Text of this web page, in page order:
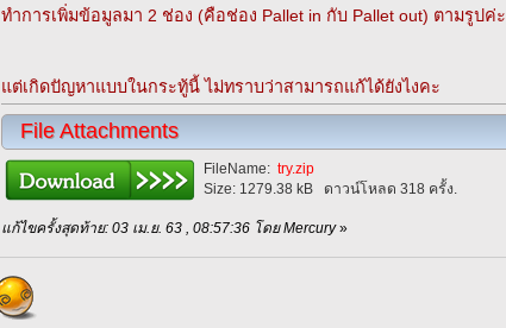
ทำการเพิ่มข้อมูลมา 2 ช่อง (คือช่อง Pallet in กับ Pallet out) ตามรูปค่ะ
แต่เกิดปัญหาแบบในกระทู้นี้ ไม่ทราบว่าสามารถแก้ได้ยังไงคะ
File Attachments
FileName:try.zip
Size: 1279.38 kB ดาวน์โหลด 318 ครั้ง.
แก้ไขครั้งสุดท้าย: 03 เม.ย. 63 , 08:57:36 โดย Mercury»